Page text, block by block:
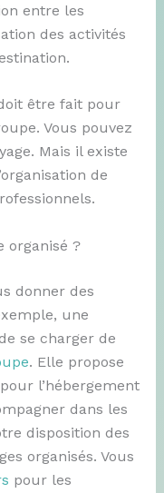
entre les
des activités
être fait pour
Vous pouvez
Mais il existe
de
organisé ?
donner des
une
se charger de
. Elle propose
l’hébergement
dans les
disposition des
organisés. Vous
pour les